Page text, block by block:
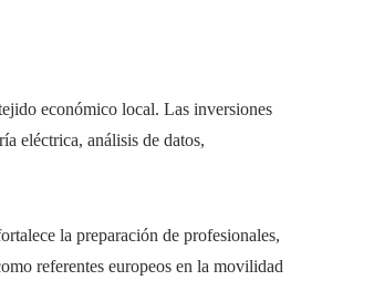
económico local. Las inversiones
eléctrica, análisis de datos,
la preparación de profesionales,
referentes europeos en la movilidad